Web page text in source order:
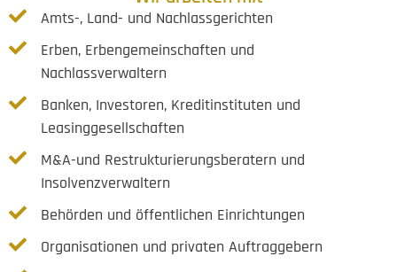
Amts-, Land- und Nachlassgerichten
Erben, Erbengemeinschaften und
Nachlassverwaltern
Banken, Investoren, Kreditinstituten und
Leasinggesellschaften
M&A-und Restrukturierungsberatern und
Insolvenzverwaltern
Behörden und öffentlichen Einrichtungen
Organisationen und privaten Auftraggebern